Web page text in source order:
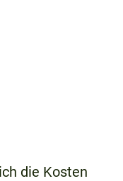
die Kosten